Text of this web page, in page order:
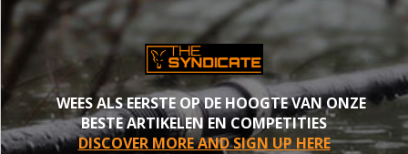
WEES ALS EERSTE OP DE HOOGTE VAN ONZE
BESTE ARTIKELEN EN COMPETITIES
DISCOVER MORE AND SIGN UP HERE